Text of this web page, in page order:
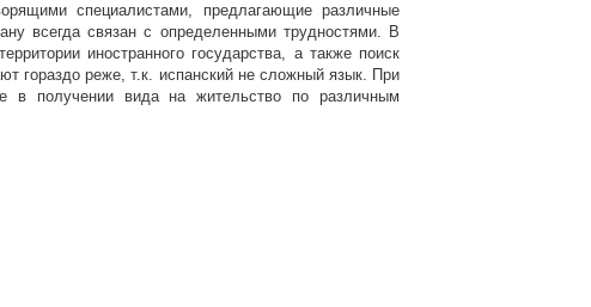
специалистами, предлагающие различные
всегда связан с определенными трудностями. В
иностранного государства, а также поиск
гораздо реже, т.к. испанский не сложный язык. При
в получении вида на жительство по различным